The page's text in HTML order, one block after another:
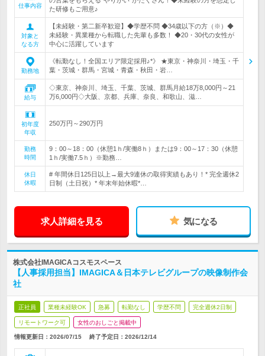
仕事内容
た研修もご用意♪
対象と
なる方
【未経験・第二新卒歓迎】◆学歴不問 ◆34歳以下の方（※）◆
未経験・異業種から転職した先輩も多数！ ◆20・30代の女性が
中心に活躍しています
勤務地
《転勤なし！全国エリア限定採用♪*》 ★東京・神奈川・埼玉・千
葉・茨城・群馬・宮城・青森・秋田・岩…
給与
◇東京、神奈川、埼玉、千葉、茨城、群馬月給18万8,000円～21
万6,000円◇大阪、京都、兵庫、奈良、和歌山、滋…
初年度
年収
250万円～290万円
勤務
時間
9：00～18：00（休憩1ｈ/実働8ｈ）または9：00～17：30（休憩
1ｈ/実働7.5ｈ）※勤務…
休日
休暇
# 年間休日125日以上→最大9連休の取得実績もあり！* 完全週休2
日制（土日祝）* 年末年始休暇*…
求人詳細を見る 気になる
株式会社IMAGICAコスモスペース
【人事採用担当】IMAGICA＆日本テレビグループの映像制作会
社
正社員 業種未経験OK 急募 転勤なし 学歴不問 完全週休2日制
リモートワーク可 女性のおしごと掲載中
情報更新日：2026/07/15 終了予定日： 2026/12/14